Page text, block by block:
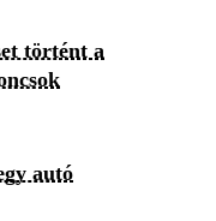
történt a
autó